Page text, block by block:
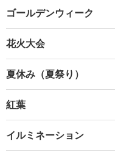
ゴールデンウィーク
花火大会
夏休み（夏祭り）
紅葉
イルミネーション